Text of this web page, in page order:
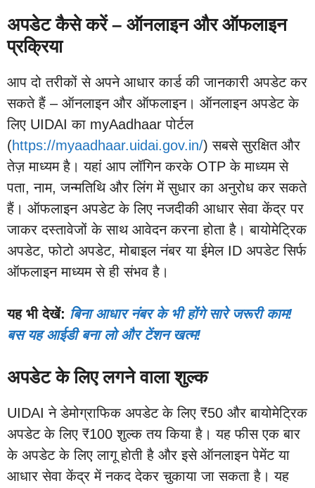
अपडेट कैसे करें – ऑनलाइन और ऑफलाइन
प्रक्रिया
आप दो तरीकों से अपने आधार कार्ड की जानकारी अपडेट कर
सकते हैं – ऑनलाइन और ऑफलाइन। ऑनलाइन अपडेट के
लिए UIDAI का myAadhaar पोर्टल
(https://myaadhaar.uidai.gov.in/) सबसे सुरक्षित और
तेज़ माध्यम है। यहां आप लॉगिन करके OTP के माध्यम से
पता, नाम, जन्मतिथि और लिंग में सुधार का अनुरोध कर सकते
हैं। ऑफलाइन अपडेट के लिए नजदीकी आधार सेवा केंद्र पर
जाकर दस्तावेजों के साथ आवेदन करना होता है। बायोमेट्रिक
अपडेट, फोटो अपडेट, मोबाइल नंबर या ईमेल ID अपडेट सिर्फ
ऑफलाइन माध्यम से ही संभव है।
यह भी देखें: बिना आधार नंबर के भी होंगे सारे जरूरी काम!
बस यह आईडी बना लो और टेंशन खत्म!
अपडेट के लिए लगने वाला शुल्क
UIDAI ने डेमोग्राफिक अपडेट के लिए ₹50 और बायोमेट्रिक
अपडेट के लिए ₹100 शुल्क तय किया है। यह फीस एक बार
के अपडेट के लिए लागू होती है और इसे ऑनलाइन पेमेंट या
आधार सेवा केंद्र में नकद देकर चुकाया जा सकता है। यह